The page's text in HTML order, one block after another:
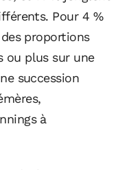
Pour 4 %
proportions
ou plus sur une
succession
à